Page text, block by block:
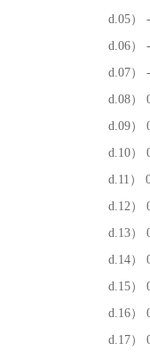
d.05）
d.06）
d.07）
d.08）
d.09）
d.10）
d.11）
d.12）
d.13）
d.14）
d.15）
d.16）
d.17）